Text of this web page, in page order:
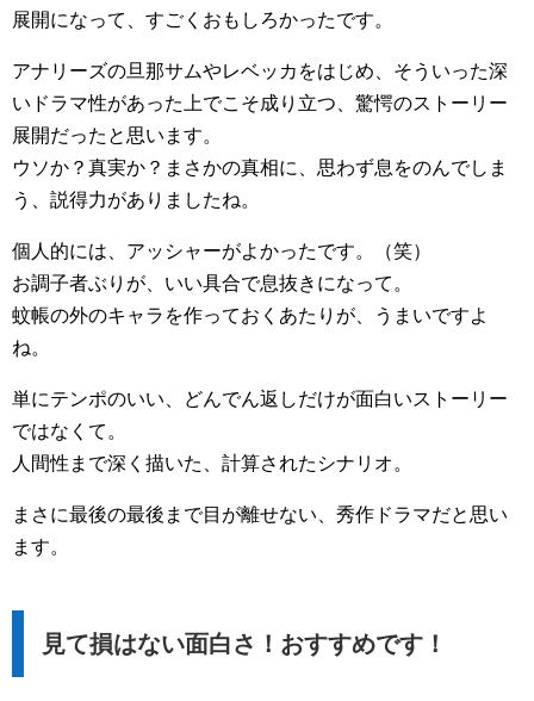
展開になって、すごくおもしろかったです。
アナリーズの旦那サムやレベッカをはじめ、そういった深
いドラマ性があった上でこそ成り立つ、驚愕のストーリー
展開だったと思います。
ウソか？真実か？まさかの真相に、思わず息をのんでしま
う、説得力がありましたね。
個人的には、アッシャーがよかったです。（笑）
お調子者ぶりが、いい具合で息抜きになって。
蚊帳の外のキャラを作っておくあたりが、うまいですよ
ね。
単にテンポのいい、どんでん返しだけが面白いストーリー
ではなくて。
人間性まで深く描いた、計算されたシナリオ。
まさに最後の最後まで目が離せない、秀作ドラマだと思い
ます。
見て損はない面白さ！おすすめです！